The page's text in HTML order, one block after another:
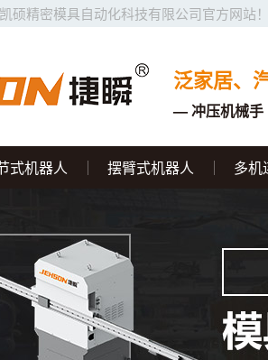
硕精密模具自动化科技有限公司官方网站
泛家居、
— 冲压机械手
式机器人 摆臂式机器人 多机